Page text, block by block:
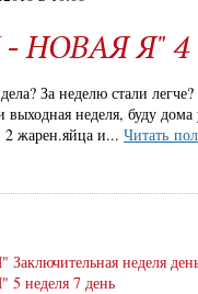
Я" 4
За неделю стали
неделя, буду
2 жарен.яйца и... Читать
неделя
неделя 7 день